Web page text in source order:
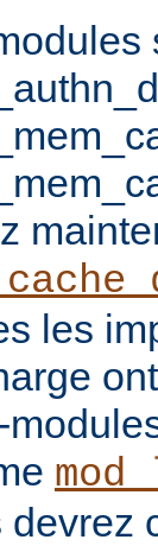
les
devrez